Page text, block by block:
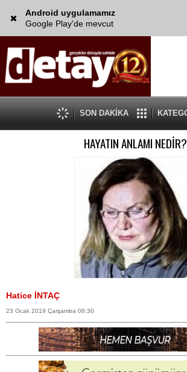
Android uygulamamız
Google Play'de mevcut
SON DAKİKA
HAYATIN ANLAMI NEDİR?
Hatice İNTAÇ
23 Ocak 2019 Çarşamba 08:30